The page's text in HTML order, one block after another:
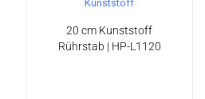
20 cm Kunststoff
Rührstab | HP-L1120